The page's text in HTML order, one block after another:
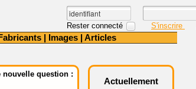
Rester connecté S'inscrire
| Images | Articles
nouvelle question :
Actuellement